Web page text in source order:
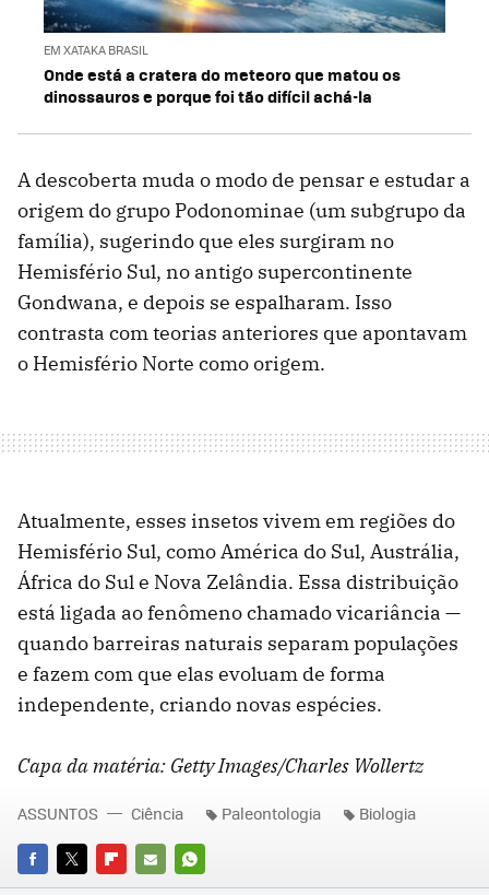
EM XATAKA BRASIL
Onde está a cratera do meteoro que matou os
dinossauros e porque foi tão difícil achá-la
A descoberta muda o modo de pensar e estudar a
origem do grupo Podonominae (um subgrupo da
família), sugerindo que eles surgiram no
Hemisfério Sul, no antigo supercontinente
Gondwana, e depois se espalharam. Isso
contrasta com teorias anteriores que apontavam
o Hemisfério Norte como origem.
Atualmente, esses insetos vivem em regiões do
Hemisfério Sul, como América do Sul, Austrália,
África do Sul e Nova Zelândia. Essa distribuição
está ligada ao fenômeno chamado vicariância —
quando barreiras naturais separam populações
e fazem com que elas evoluam de forma
independente, criando novas espécies.
Capa da matéria: Getty Images/Charles Wollertz
FACEBOOK
TWITTERFLIPBOARD
E-
WHATSAPP
ASSUNTOS Ciência Paleontologia Biologia